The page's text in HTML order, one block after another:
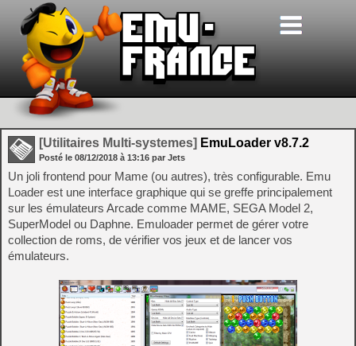
[Utilitaires Multi-systemes] EmuLoader v8.7.2
Posté le 08/12/2018 à 13:16 par Jets
Un joli frontend pour Mame (ou autres), très configurable. Emu
Loader est une interface graphique qui se greffe principalement
sur les émulateurs Arcade comme MAME, SEGA Model 2,
SuperModel ou Daphne. Emuloader permet de gérer votre
collection de roms, de vérifier vos jeux et de lancer vos
émulateurs.